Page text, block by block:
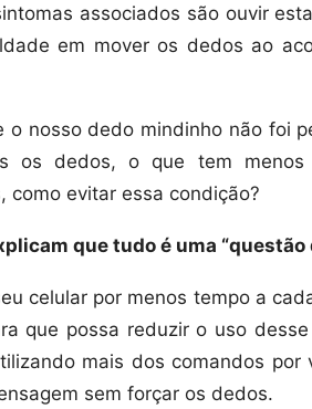
associados são ouvir
em mover os dedos ao
o nosso dedo mindinho não foi
os dedos, o que tem
como evitar essa condição?
que tudo é uma “questão
celular por menos tempo a
que possa reduzir o uso
mais dos comandos
sem forçar os dedos.